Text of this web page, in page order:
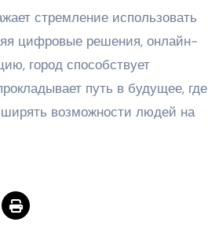
стремление использовать
цифровые решения, онлайн-
город способствует
путь в будущее, где
возможности людей на